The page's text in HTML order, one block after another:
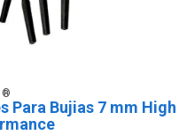
Para Bujias 7 mm High